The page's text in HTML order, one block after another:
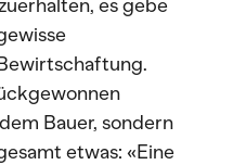
es gebe
Bauer, sondern
etwas: «Eine